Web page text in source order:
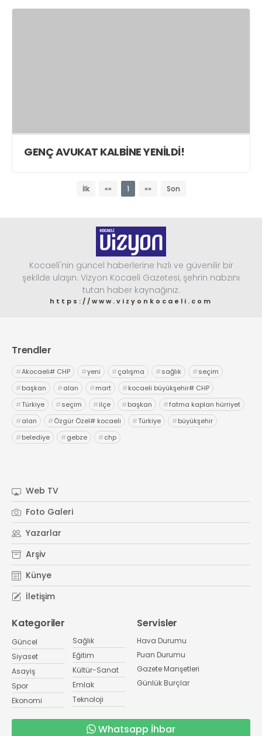
GENÇ AVUKAT KALBİNE YENİLDİ!
İlk «« 1 »» Son
Kocaeli'nin güncel haberlerine hızlı ve güvenilir bir
şekilde ulaşın. Vizyon Kocaeli Gazetesi, şehrin nabzını
tutan haber kaynağınız.
https://www.vizyonkocaeli.com
Trendler
#Akocaeli# CHP #yeni #çalışma #sağlık #seçim
#başkan #alan #mart #kocaeli büyükşehir# CHP
#Türkiye #seçim #ilçe #başkan #fatma kaplan hürriyet
#alan #Özgür Özel# kocaeli #Türkiye #büyükşehir
#belediye #gebze #chp
Web TV
Foto Galeri
Yazarlar
Arşiv
Künye
İletişim
Kategoriler
Güncel
Siyaset
Asayiş
Spor
Ekonomi
Sağlık
Eğitim
Kültür-Sanat
Emlak
Teknoloji
Servisler
Hava Durumu
Puan Durumu
Gazete Manşetleri
Günlük Burçlar
Whatsapp İhbar